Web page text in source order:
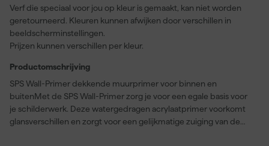
Verf die speciaal voor jou op kleur is gemaakt, kan niet worden
geretourneerd. Kleuren kunnen afwijken door verschillen in
beeldscherminstellingen.
Prijzen kunnen verschillen per kleur.
Productomschrijving
SPS Wall-Primer dekkende muurprimer voor binnen en
buitenMet de SPS Wall-Primer zorg je voor een egale basis voor
je schilderwerk. Deze watergedragen acrylaatprimer voorkomt
glansverschillen en zorgt voor een gelijkmatige zuiging van de